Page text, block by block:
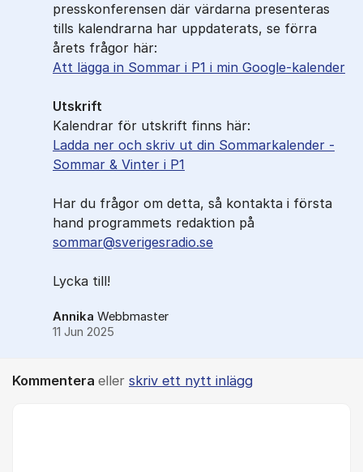
presskonferensen där värdarna presenteras
tills kalendrarna har uppdaterats, se förra
årets frågor här:
Att lägga in Sommar i P1 i min Google-kalender
Utskrift
Kalendrar för utskrift finns här:
Ladda ner och skriv ut din Sommarkalender -
Sommar & Vinter i P1
Har du frågor om detta, så kontakta i första
hand programmets redaktion på
sommar@sverigesradio.se
Lycka till!
Annika Webbmaster
11 Jun 2025
Kommentera eller skriv ett nytt inlägg